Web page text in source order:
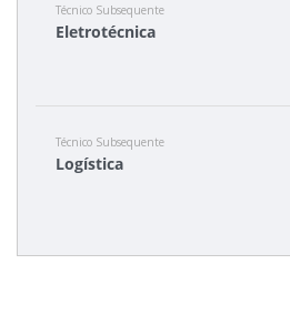
Técnico Subsequente
Eletrotécnica
Técnico Subsequente
Logística